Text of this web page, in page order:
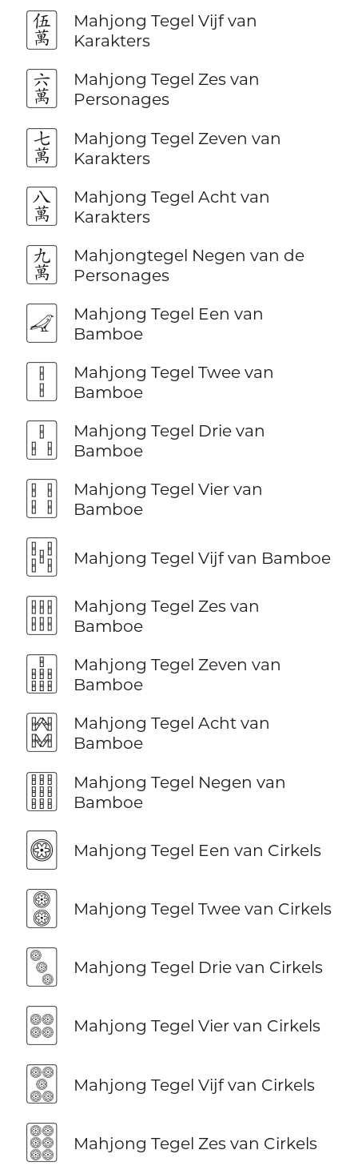
🀋
Mahjong Tegel Vijf van
Karakters
🀌
Mahjong Tegel Zes van
Personages
🀍
Mahjong Tegel Zeven van
Karakters
🀎
Mahjong Tegel Acht van
Karakters
🀏
Mahjongtegel Negen van de
Personages
🀐
Mahjong Tegel Een van
Bamboe
🀑
Mahjong Tegel Twee van
Bamboe
🀒
Mahjong Tegel Drie van
Bamboe
🀓
Mahjong Tegel Vier van
Bamboe
🀔 Mahjong Tegel Vijf van Bamboe
🀕
Mahjong Tegel Zes van
Bamboe
🀖
Mahjong Tegel Zeven van
Bamboe
🀗
Mahjong Tegel Acht van
Bamboe
🀘
Mahjong Tegel Negen van
Bamboe
🀙 Mahjong Tegel Een van Cirkels
🀚 Mahjong Tegel Twee van Cirkels
🀛 Mahjong Tegel Drie van Cirkels
🀜 Mahjong Tegel Vier van Cirkels
🀝 Mahjong Tegel Vijf van Cirkels
🀞 Mahjong Tegel Zes van Cirkels